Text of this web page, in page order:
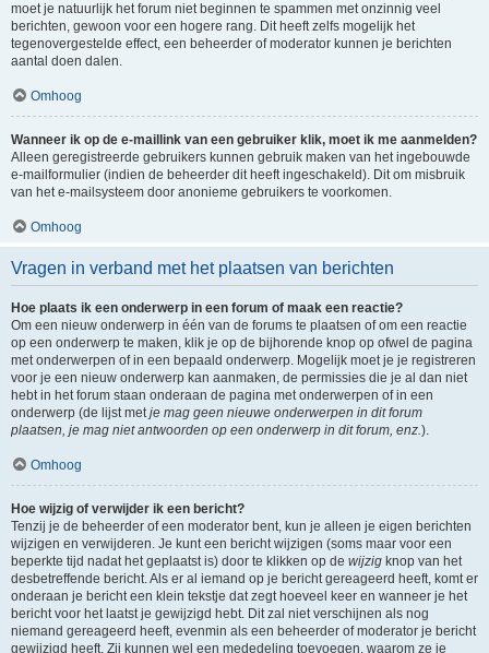
moet je natuurlijk het forum niet beginnen te spammen met onzinnig veel
berichten, gewoon voor een hogere rang. Dit heeft zelfs mogelijk het
tegenovergestelde effect, een beheerder of moderator kunnen je berichten
aantal doen dalen.
Omhoog
Wanneer ik op de e-maillink van een gebruiker klik, moet ik me aanmelden?
Alleen geregistreerde gebruikers kunnen gebruik maken van het ingebouwde
e-mailformulier (indien de beheerder dit heeft ingeschakeld). Dit om misbruik
van het e-mailsysteem door anonieme gebruikers te voorkomen.
Omhoog
Vragen in verband met het plaatsen van berichten
Hoe plaats ik een onderwerp in een forum of maak een reactie?
Om een nieuw onderwerp in één van de forums te plaatsen of om een reactie
op een onderwerp te maken, klik je op de bijhorende knop op ofwel de pagina
met onderwerpen of in een bepaald onderwerp. Mogelijk moet je je registreren
voor je een nieuw onderwerp kan aanmaken, de permissies die je al dan niet
hebt in het forum staan onderaan de pagina met onderwerpen of in een
onderwerp (de lijst metje mag geen nieuwe onderwerpen in dit forum
plaatsen, je mag niet antwoorden op een onderwerp in dit forum, enz.).
Omhoog
Hoe wijzig of verwijder ik een bericht?
Tenzij je de beheerder of een moderator bent, kun je alleen je eigen berichten
wijzigen en verwijderen. Je kunt een bericht wijzigen (soms maar voor een
beperkte tijd nadat het geplaatst is) door te klikken op de wijzig knop van het
desbetreffende bericht. Als er al iemand op je bericht gereageerd heeft, komt er
onderaan je bericht een klein tekstje dat zegt hoeveel keer en wanneer je het
bericht voor het laatst je gewijzigd hebt. Dit zal niet verschijnen als nog
niemand gereageerd heeft, evenmin als een beheerder of moderator je bericht
gewijzigd heeft. Zij kunnen wel een mededeling toevoegen, waarom ze je